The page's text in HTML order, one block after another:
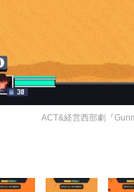
ACT&経営西部劇『